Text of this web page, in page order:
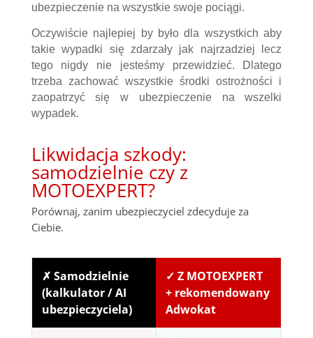
ubezpieczenie na wszystkie swoje pociągi.
Oczywiście najlepiej by było dla wszystkich aby
takie wypadki się zdarzały jak najrzadziej lecz
tego nigdy nie jesteśmy przewidzieć. Dlatego
trzeba zachować wszystkie środki ostrożności i
zaopatrzyć się w ubezpieczenie na wszelki
wypadek.
Likwidacja szkody:
samodzielnie czy z
MOTOEXPERT?
Porównaj, zanim ubezpieczyciel zdecyduje za
Ciebie.
✗ Samodzielnie
(kalkulator / AI
ubezpieczyciela)
✓ Z MOTOEXPERT
+ rekomendowany
Adwokat